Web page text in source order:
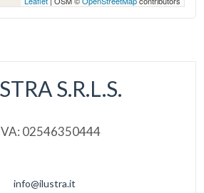
S.R.L.S.
02546350444
info@ilustra.it